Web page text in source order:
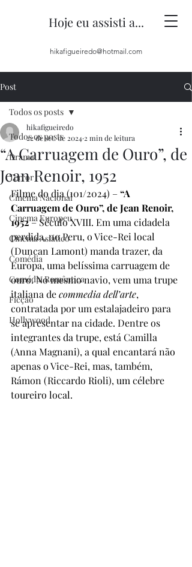
Hoje eu assisti a...
hikafigueiredo@hotmail.com
Post
Todos os posts
Drama
Terror
Cinema Nacional
Cinema Europeu
Cinema Asiático
Comédia
Comédia Romântica
Ficção
Hollywood
Todos os posts
“A Carruagem de Ouro”, de
Jean Renoir, 1952
hikafigueiredo
22 de set. de 2024 2 min de leitura
Filme do dia (101/2024) – “A
Carruagem de Ouro”, de Jean Renoir,
1952 – Século XVIII. Em uma cidadela
perdida, no Peru, o Vice-Rei local
(Duncan Lamont) manda trazer, da
Europa, uma belíssima carruagem de
ouro. No mesmo navio, vem uma trupe
italiana de commedia dell’arte,
contratada por um estalajadeiro para
se apresentar na cidade. Dentre os
integrantes da trupe, está Camilla
(Anna Magnani), a qual encantará não
apenas o Vice-Rei, mas, também,
Rámon (Riccardo Rioli), um célebre
toureiro local.